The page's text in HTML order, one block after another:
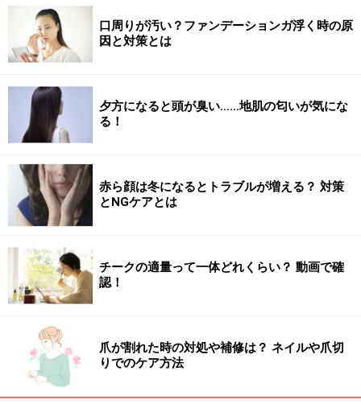
1. 脚は腰幅より広めに開き、かかとを突き出します。つ
ま先or足首を手で持ち、つむじ～尾てい骨まで一直線に
なるようにセットします。背中が丸くならないように、
横から見て写真のようになるように意識します。
背骨は一直線に！
2. 背骨がまっすぐ伸びた状態で両手をつま先or足首から
離し、顔の横まで持ち上げます。肘・膝・背骨と、どこ
にも丸くなる部分がなく、直線になるのがポイントで
背中・肘・膝、すべて曲げない！
3. さらに2の状態から両腕を耳の後ろまで動かします。
腕は肩甲骨から動かすのが重要！ 2⇔3の動きを10回程度
繰り返します。
口周りが汚い？ファンデーションガ浮く時の原
因と対策とは
夕方になると頭が臭い……地肌の匂いが気にな
る！
赤ら顔は冬になるとトラブルが増える？ 対策
とNGケアとは
チークの適量って一体どれくらい？ 動画で確
認！
爪が割れた時の対処や補修は？ ネイルや爪切
りでのケア方法